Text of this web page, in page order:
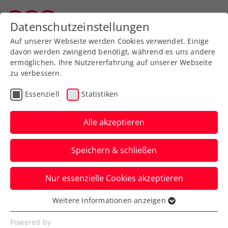
ITF Turniere
46. ALPSTAR
International Spring Bowl
presented by Sportland
NÖ: Duo weiter
Das rot-weiß-rote Kontingent beim ITF-
J200-Heimturnier in St. Pölten reduziert
sich leider deutlich.
Datenschutzeinstellungen
Auf unserer Webseite werden Cookies verwendet. Einige
davon werden zwingend benötigt, während es uns andere
ermöglichen, Ihre Nutzererfahrung auf unserer Webseite
zu verbessern.
Essenziell Statistiken
Alle akzeptieren
Speichern & schließen
Nur essenzielle Cookies akzeptieren
Essenziell
Essenzielle Cookies werden für grundlegende
Weitere Informationen anzeigen
Powered by